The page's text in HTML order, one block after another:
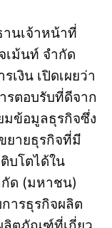
นเจ้าหน้าที่
เม้นท์ จำกัด
เงิน เปิดเผยว่า
รตอบรับที่ดีจาก
มข้อมูลธุรกิจซึ่ง
ยายธุรกิจที่มี
บโตได้ใน
ด (มหาชน)
ารธุรกิจผลิต